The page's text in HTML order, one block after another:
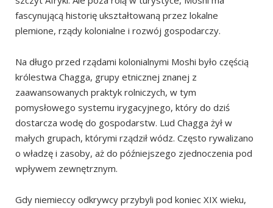
Czerwiec – październik (pora sucha)
Styczeń – połowa marca (krótka pora sucha)
Miesiące, których należy unikać:
Dla miłośników kawy:
Gdzie się zatrzymać?
Miejsca warte zobaczenia w Moshi
Rynek Mbuyuni
Miejsca warte zobaczenia poza Moshi
Rezerwat leśny Rau
Wodospad Materuni i plantacja kawy
fascynującą historię ukształtowaną przez lokalne
plemione, rządy kolonialne i rozwój gospodarczy.
Na długo przed rządami kolonialnymi Moshi było częścią
królestwa Chagga, grupy etnicznej znanej z
zaawansowanych praktyk rolniczych, w tym
pomysłowego systemu irygacyjnego, który do dziś
dostarcza wodę do gospodarstw. Lud Chagga żył w
małych grupach, którymi rządził wódz. Często rywalizano
o władzę i zasoby, aż do późniejszego zjednoczenia pod
wpływem zewnętrznym.
Gdy niemieccy odkrywcy przybyli pod koniec XIX wieku,